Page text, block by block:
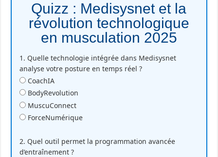
Quizz : Medisysnet et la
révolution technologique
en musculation 2025
1. Quelle technologie intégrée dans Medisysnet
analyse votre posture en temps réel ?
CoachIA
BodyRevolution
MuscuConnect
ForceNumérique
2. Quel outil permet la programmation avancée
d’entraînement ?